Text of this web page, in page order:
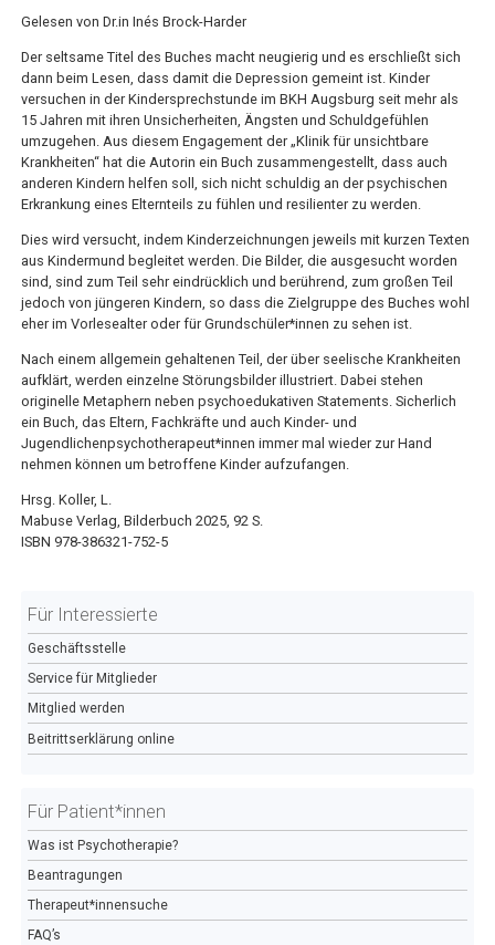
Gelesen von Dr.in Inés Brock-Harder
Der seltsame Titel des Buches macht neugierig und es erschließt sich
dann beim Lesen, dass damit die Depression gemeint ist. Kinder
versuchen in der Kindersprech­stunde im BKH Augsburg seit mehr als
15 Jahren mit ihren Unsicherheiten, Ängsten und Schuldgefühlen
umzugehen. Aus die­sem Engagement der „Klinik für unsicht­bare
Krankheiten“ hat die Autorin ein Buch zusammengestellt, dass auch
anderen Kindern helfen soll, sich nicht schuldig an der psychischen
Erkrankung eines Eltern­teils zu fühlen und resilienter zu werden.
Dies wird versucht, indem Kinderzei­chnungen jeweils mit kurzen Texten
aus Kindermund begleitet werden. Die Bilder, die ausgesucht worden
sind, sind zum Teil sehr eindrücklich und berührend, zum gro­ßen Teil
jedoch von jüngeren Kindern, so dass die Zielgruppe des Buches wohl
eher im Vorlesealter oder für Grundschü­ler*innen zu sehen ist.
Nach einem allgemein gehaltenen Teil, der über seelische Krankheiten
aufklärt, wer­den einzelne Störungsbilder illustriert. Dabei stehen
originelle Metaphern neben psychoedukativen Statements. Sicherlich
ein Buch, das Eltern, Fachkräfte und auch Kinder- und
Jugendlichenpsychotherapeu­t*innen immer mal wieder zur Hand
nehmen können um betroffene Kinder aufzufangen.
Hrsg. Koller, L.
Mabuse Verlag, Bilderbuch 2025, 92 S.
ISBN 978-386321-752-5
Für Interessierte
Geschäftsstelle
Service für Mitglieder
Mitglied werden
Beitrittserklärung online
Für Patient*innen
Was ist Psychotherapie?
Beantragungen
Therapeut*innensuche
FAQ’s